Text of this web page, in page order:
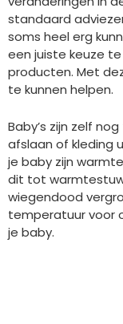
standaard
soms heel erg
een juiste keuze
producten. Met
te kunnen helpen.
Baby’s zijn zelf
afslaan of kleding
je baby zijn
dit tot
wiegendood
temperatuur voor
je baby.